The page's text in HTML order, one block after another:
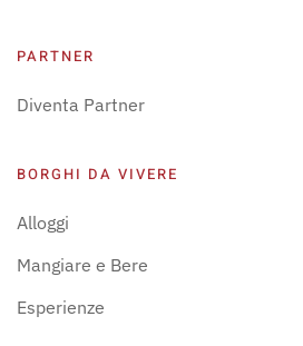
PARTNER
Diventa Partner
BORGHI DA VIVERE
Alloggi
Mangiare e Bere
Esperienze